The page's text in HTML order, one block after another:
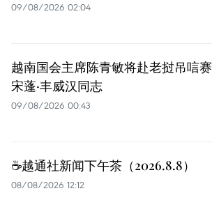
09/08/2026 02:04
越南国会主席陈青敏将赴老挝吊唁赛
宋蓬·丰威汉同志
09/08/2026 00:43
☕️越通社新闻下午茶（2026.8.8）
08/08/2026 12:12